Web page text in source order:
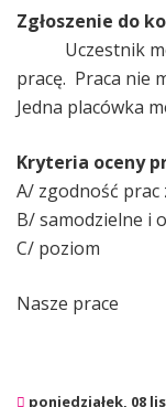
Zgłoszenie do
Uczestnik
pracę. Praca nie
Jedna placówka
Kryteria oceny
A/ zgodność prac
B/ samodzielne i
C/ poziom
Nasze prace
poniedziałek, 08